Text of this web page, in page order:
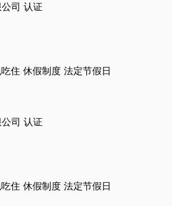
司 认证
住 休假制度 法定节假日
司 认证
住 休假制度 法定节假日